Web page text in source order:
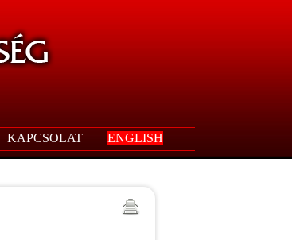
KAPCSOLAT ENGLISH